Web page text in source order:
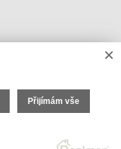
×
Přijímám vše